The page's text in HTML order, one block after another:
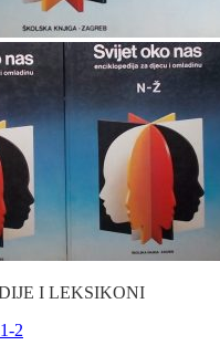
I LEKSIKONI
2